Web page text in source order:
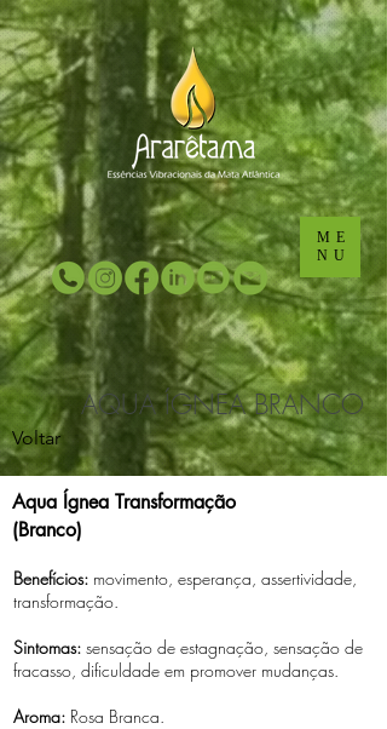
......
ME
NU
Voltar
AQUA ÍGNEA BRANCO
Aqua Ígnea Transformação
(Branco)
Benefícios: movimento, esperança, assertividade,
transformação.
Sintomas: sensação de estagnação, sensação de
fracasso, dificuldade em promover mudanças.
Aroma: Rosa Branca.